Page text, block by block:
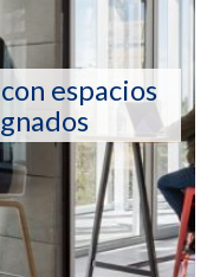
espacios